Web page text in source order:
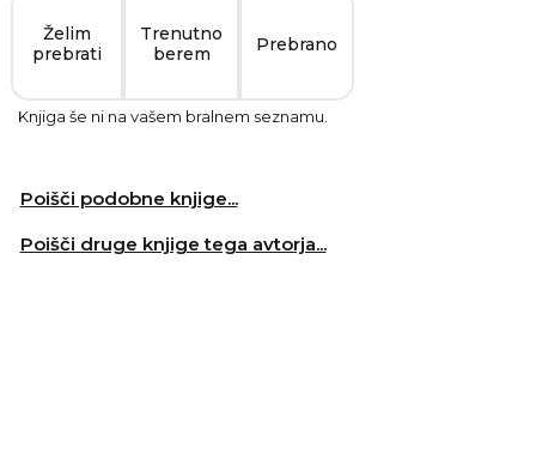
Želim
prebrati
Trenutno
berem
Prebrano
Knjiga še ni na vašem bralnem seznamu.
Poišči podobne knjige...
Poišči druge knjige tega avtorja...